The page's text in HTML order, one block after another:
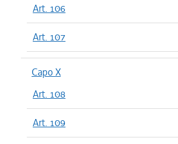
Art. 106
Art. 107
Capo X
Art. 108
Art. 109